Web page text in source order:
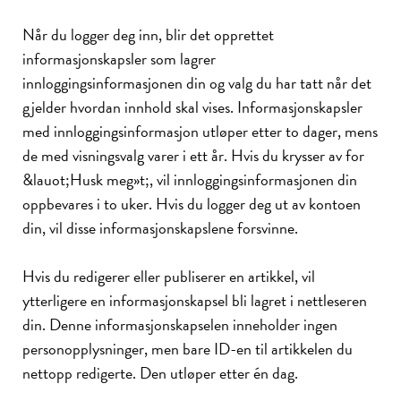
Når du logger deg inn, blir det opprettet
informasjonskapsler som lagrer
innloggingsinformasjonen din og valg du har tatt når det
gjelder hvordan innhold skal vises. Informasjonskapsler
med innloggingsinformasjon utløper etter to dager, mens
de med visningsvalg varer i ett år. Hvis du krysser av for
&lauot;Husk meg»t;, vil innloggingsinformasjonen din
oppbevares i to uker. Hvis du logger deg ut av kontoen
din, vil disse informasjonskapslene forsvinne.
Hvis du redigerer eller publiserer en artikkel, vil
ytterligere en informasjonskapsel bli lagret i nettleseren
din. Denne informasjonskapselen inneholder ingen
personopplysninger, men bare ID-en til artikkelen du
nettopp redigerte. Den utløper etter én dag.